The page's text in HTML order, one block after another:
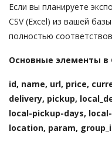
Если вы планируете
CSV (Excel) из вашей
полностью
Основные элементы в
id, name, url, price,
delivery, pickup,
local-pickup-days,
location, param,